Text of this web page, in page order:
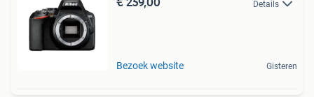
Details
Bezoek website Gisteren